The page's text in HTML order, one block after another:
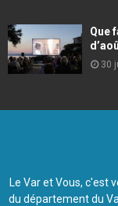
Que
30
Le Var et Vous, c'est
du département du